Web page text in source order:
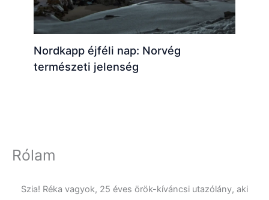
Nordkapp éjféli nap: Norvég
természeti jelenség
Rólam
Szia! Réka vagyok, 25 éves örök-kíváncsi utazólány, aki